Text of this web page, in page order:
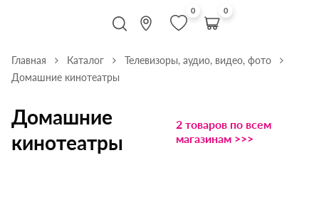
0 0
Главная Каталог
Телевизоры, аудио, видео, фото
Домашние кинотеатры
Домашние
кинотеатры
2 товаров по всем
магазинам >>>